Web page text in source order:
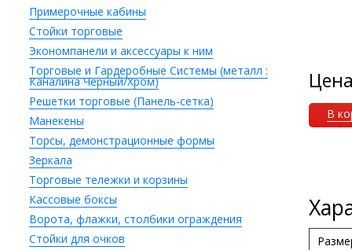
Примерочные кабины
Стойки торговые
Экономпанели и аксессуары к ним
Торговые и Гардеробные Системы (металл :
Каналина Черный/Хром)
Решетки торговые (Панель-сетка)
Манекены
Торсы, демонстрационные формы
Зеркала
Торговые тележки и корзины
Кассовые боксы
Ворота, флажки, столбики ограждения
Стойки для очков
В